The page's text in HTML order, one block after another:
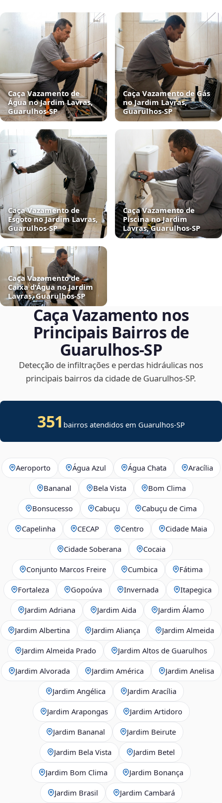
Caça Vazamento de
Água no Jardim Lavras,
Guarulhos‑SP
Caça Vazamento de Gás
no Jardim Lavras,
Guarulhos‑SP
Caça Vazamento de
Esgoto no Jardim Lavras,
Guarulhos‑SP
Caça Vazamento de
Piscina no Jardim
Lavras, Guarulhos‑SP
Caça Vazamento de
Caixa d'Água no Jardim
Lavras, Guarulhos‑SP
Caça Vazamento nos
Principais Bairros de
Guarulhos‑SP
Detecção de infiltrações e perdas hidráulicas nos
principais bairros da cidade de Guarulhos‑SP.
351 bairros atendidos em Guarulhos-SP
Aeroporto Água Azul Água Chata Aracília
Bananal Bela Vista Bom Clima
Bonsucesso Cabuçu Cabuçu de Cima
Capelinha CECAP Centro Cidade Maia
Cidade Soberana Cocaia
Conjunto Marcos Freire Cumbica Fátima
Fortaleza Gopoúva Invernada Itapegica
Jardim Adriana Jardim Aida Jardim Álamo
Jardim Albertina Jardim Aliança Jardim Almeida
Jardim Almeida Prado Jardim Altos de Guarulhos
Jardim Alvorada Jardim América Jardim Anelisa
Jardim Angélica Jardim Aracília
Jardim Arapongas Jardim Artidoro
Jardim Bananal Jardim Beirute
Jardim Bela Vista Jardim Betel
Jardim Bom Clima Jardim Bonança
Jardim Brasil Jardim Cambará